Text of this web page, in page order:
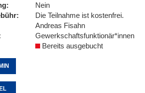
Nein
Die Teilnahme ist kostenfrei.
Andreas Fisahn
Gewerkschaftsfunktionär*innen
Bereits ausgebucht